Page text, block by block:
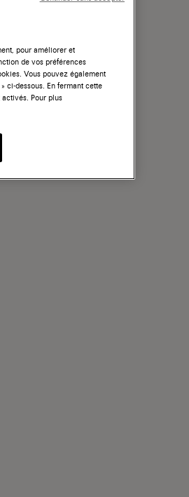
pour améliorer et
de vos préférences
Vous pouvez également
ci-dessous. En fermant cette
Pour plus